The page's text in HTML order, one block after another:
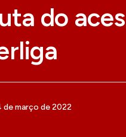
do
de março de 2022